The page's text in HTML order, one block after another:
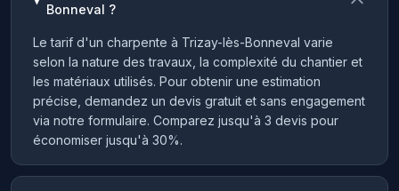
Bonneval ?
Le tarif d'un charpente à Trizay-lès-Bonneval varie
selon la nature des travaux, la complexité du chantier et
les matériaux utilisés. Pour obtenir une estimation
précise, demandez un devis gratuit et sans engagement
via notre formulaire. Comparez jusqu'à 3 devis pour
économiser jusqu'à 30%.